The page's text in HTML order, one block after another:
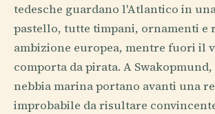
tedesche guardano l'Atlantico in
pastello, tutte timpani, ornamenti e
ambizione europea, mentre fuori il
comporta da pirata. A
nebbia marina portano avanti una
improbabile da risultare